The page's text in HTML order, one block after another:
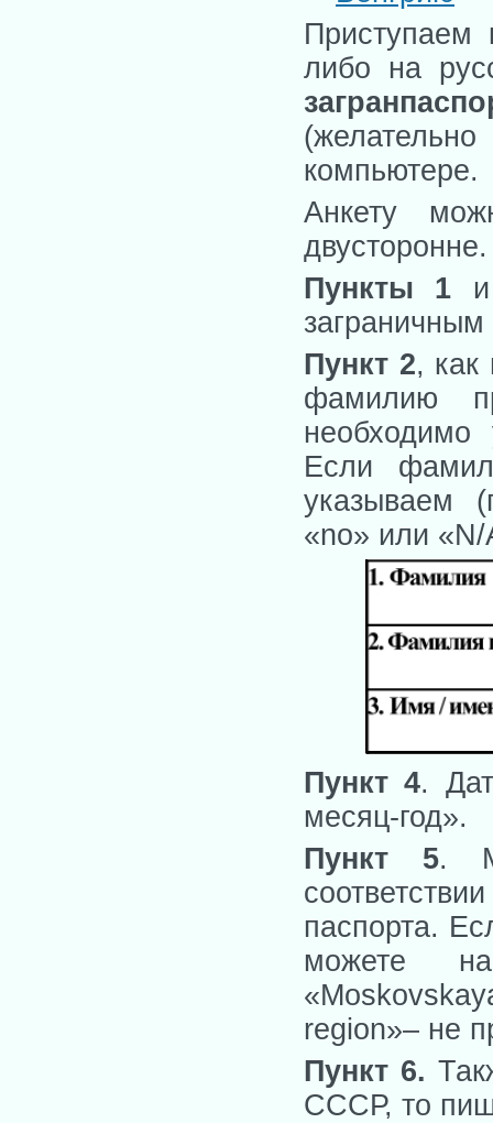
Приступаем
либо на
компьютере.
Анкету
Пункты 1
Пункт 2,
фамилию
Если
указываем
«no» или «N/
Пункт 4.
месяц-год».
Пункт 5.
паспорта.
можете
region»– не
Пункт 6.
СССР, то